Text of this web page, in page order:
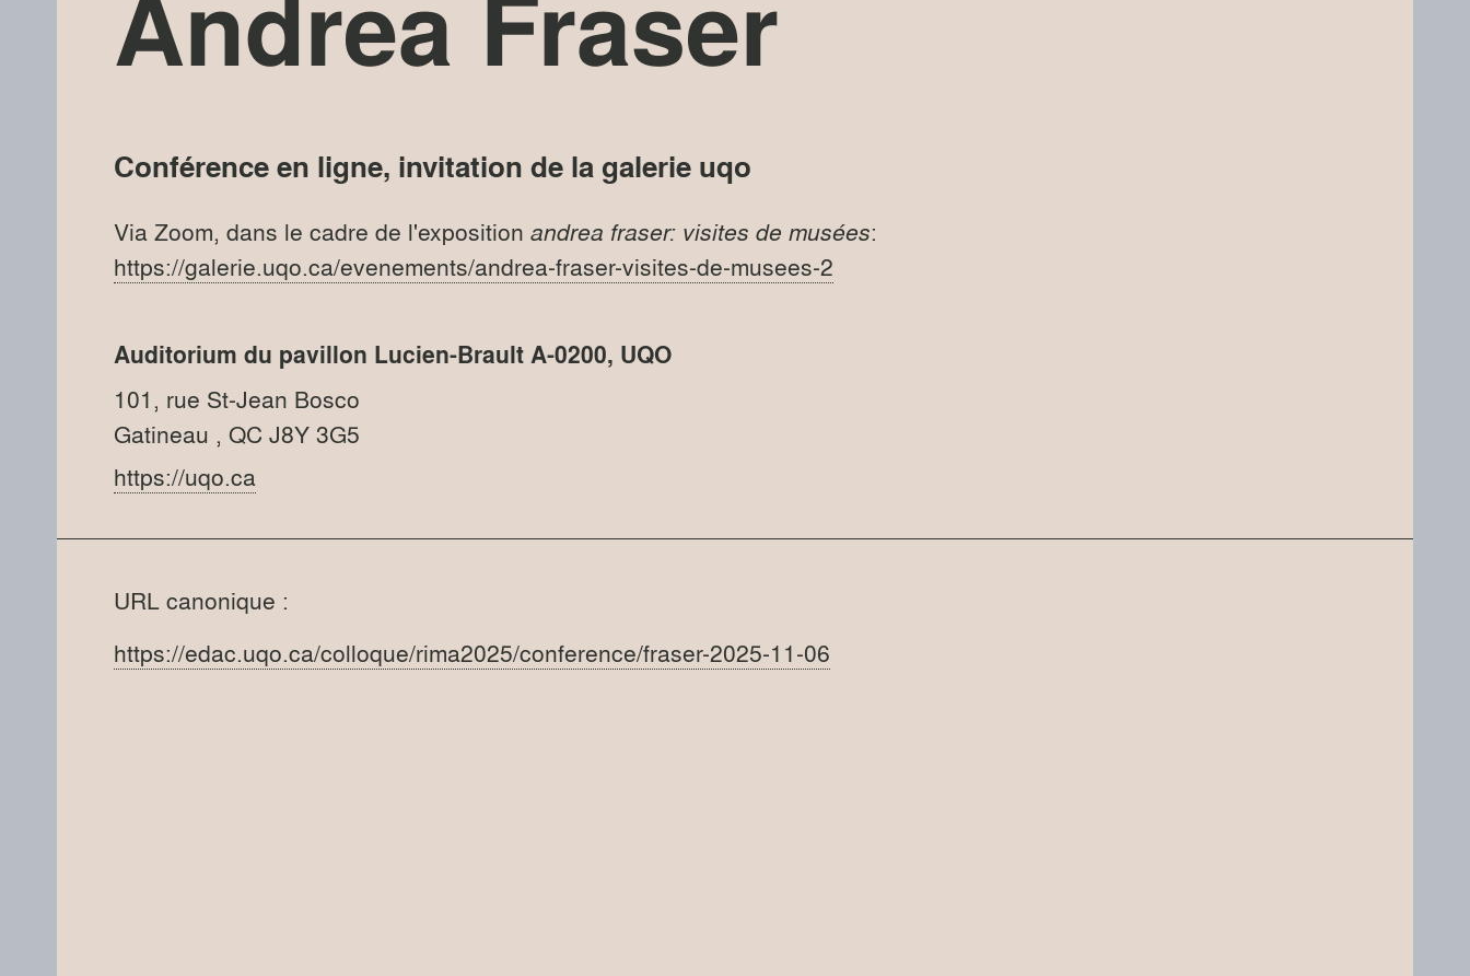
Conférence en ligne, invitation de la galerie uqo
Via Zoom, dans le cadre de l'exposition andrea fraser: visites de musées:
https://galerie.uqo.ca/evenements/andrea-fraser-visites-de-musees-2
Auditorium du pavillon Lucien-Brault A-0200, UQO
101, rue St-Jean Bosco
Gatineau , QC J8Y 3G5
https://uqo.ca
URL canonique :
https://edac.uqo.ca/colloque/rima2025/conference/fraser-2025-11-06